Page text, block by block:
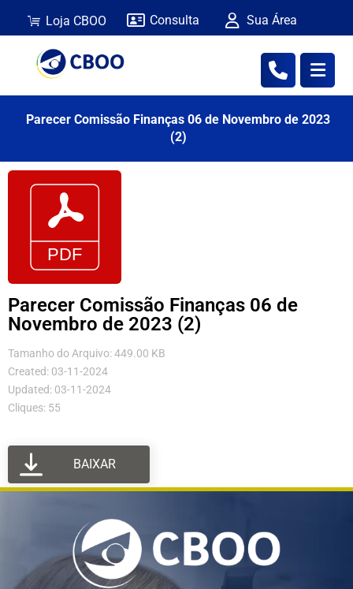
Loja CBOO Consulta Sua Área
Parecer Comissão Finanças 06 de Novembro de 2023
(2)
Parecer Comissão Finanças 06 de
Novembro de 2023 (2)
Tamanho do Arquivo: 449.00 KB
Created: 03-11-2024
Updated: 03-11-2024
Cliques: 55
BAIXAR